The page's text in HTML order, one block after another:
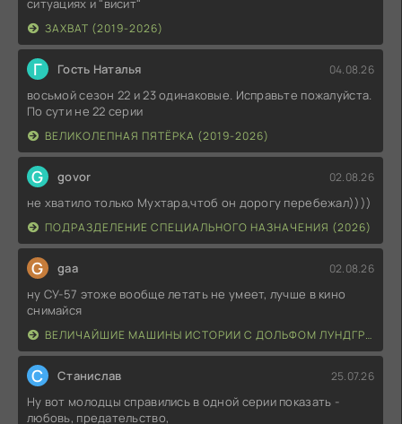
ситуациях и "висит"
ЗАХВАТ (2019-2026)
Г Гость Наталья 04.08.26
восьмой сезон 22 и 23 одинаковые. Исправьте пожалуйста.
По сути не 22 серии
ВЕЛИКОЛЕПНАЯ ПЯТЁРКА (2019-2026)
G govor 02.08.26
не хватило только Мухтара,чтоб он дорогу перебежал))))
ПОДРАЗДЕЛЕНИЕ СПЕЦИАЛЬНОГО НАЗНАЧЕНИЯ (2026)
G gaa 02.08.26
ну СУ-57 этоже вообще летать не умеет, лучше в кино
снимайся
ВЕЛИЧАЙШИЕ МАШИНЫ ИСТОРИИ С ДОЛЬФОМ ЛУНДГРЕНОМ (2026)
С Станислав 25.07.26
Ну вот молодцы справились в одной серии показать -
любовь, предательство,